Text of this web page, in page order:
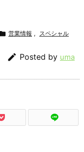
営業情報 , スペシャル
 Posted by uma